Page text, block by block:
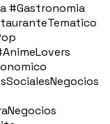
#Gastronomia